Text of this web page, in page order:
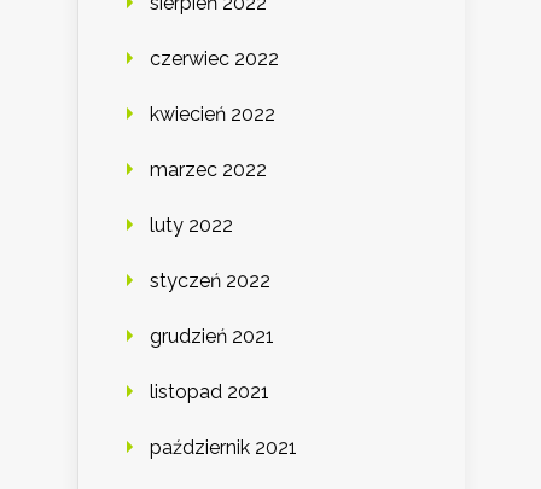
czerwiec 2022
kwiecień 2022
marzec 2022
luty 2022
styczeń 2022
grudzień 2021
listopad 2021
październik 2021